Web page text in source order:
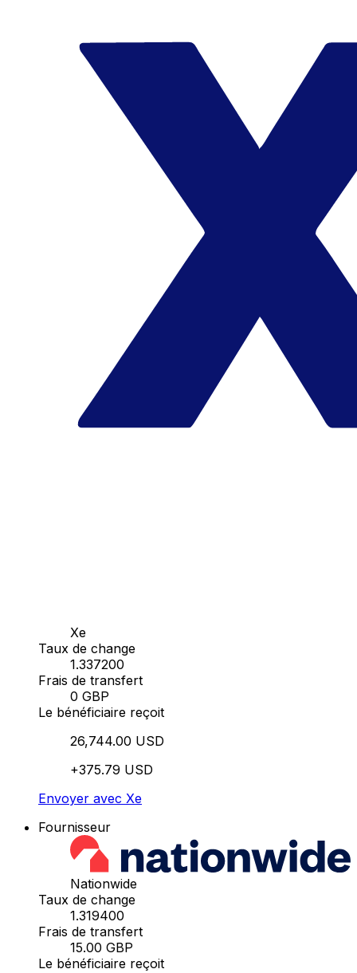
Xe
Taux de change
1.337200
Frais de transfert
0 GBP
Le bénéficiaire reçoit
26,744.00 USD
+375.79 USD
Envoyer avec Xe
Fournisseur
Nationwide
Taux de change
1.319400
Frais de transfert
15.00 GBP
Le bénéficiaire reçoit